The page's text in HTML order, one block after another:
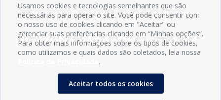
INFORMAÇÕES
Usamos cookies e tecnologias semelhantes que são
necessárias para operar o site. Você pode consentir com
o nosso uso de cookies clicando em "Aceitar" ou
gerenciar suas preferências clicando em “Minhas opções”.
Para obter mais informações sobre os tipos de cookies,
como utilizamos e quais dados são coletados, leia nossa
.
Aceitar todos os cookies